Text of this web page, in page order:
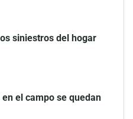
siniestros del hogar
el campo se quedan